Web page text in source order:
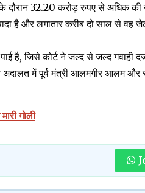
के दौरान 32.20 करोड़ रुपए से अधिक की
है और लगातार करीब दो साल से वह
है, जिसे कोर्ट ने जल्द से जल्द गवाही
अदालत में पूर्व मंत्री आलमगीर आलम
गोली